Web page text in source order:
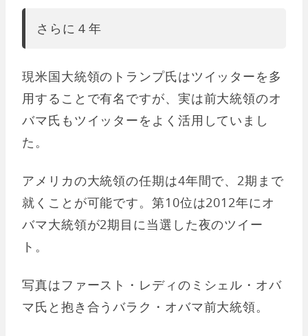
さらに４年
現米国大統領のトランプ氏はツイッターを多
用することで有名ですが、実は前大統領のオ
バマ氏もツイッターをよく活用していまし
た。
アメリカの大統領の任期は4年間で、2期まで
就くことが可能です。第10位は2012年にオ
バマ大統領が2期目に当選した夜のツイー
ト。
写真はファースト・レディのミシェル・オバ
マ氏と抱き合うバラク・オバマ前大統領。